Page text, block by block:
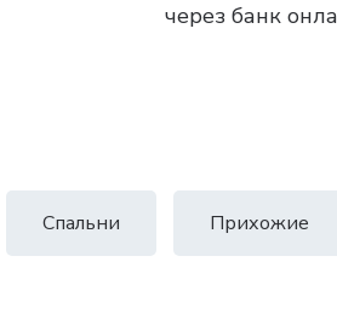
через банк
Спальни Прихожие